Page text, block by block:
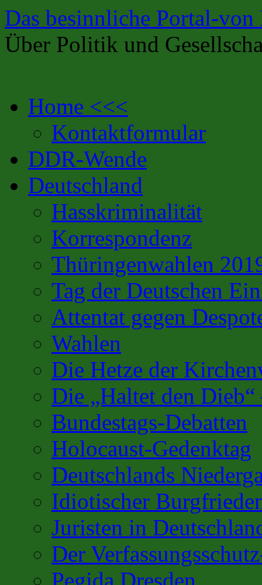
Das besinnliche Portal-von
Über Politik und
Inhalt
springenHome <<<
Kontaktformular
DDR-Wende
Deutschland
Hasskriminalität
Korrespondenz
Thüringenwahlen
Tag der Deutschen
Attentat gegen
Wahlen
Die Hetze der
Die „Haltet den
Bundestags-Debatten
Holocaust-Gedenktag
Deutschlands
Idiotischer
Juristen in
Der